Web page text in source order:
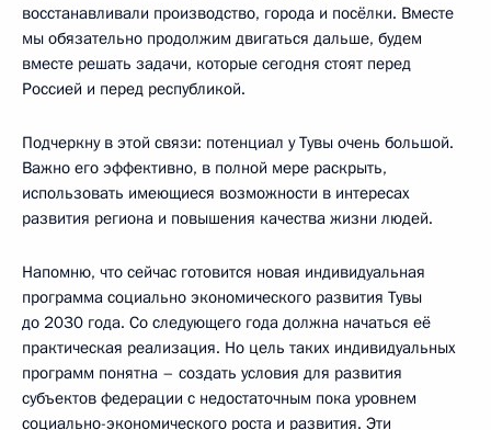
восстанавливали производство, города и посёлки. Вместе
мы обязательно продолжим двигаться дальше, будем
вместе решать задачи, которые сегодня стоят перед
Россией и перед республикой.
Подчеркну в этой связи: потенциал у Тувы очень большой.
Важно его эффективно, в полной мере раскрыть,
использовать имеющиеся возможности в интересах
развития региона и повышения качества жизни людей.
Напомню, что сейчас готовится новая индивидуальная
программа социально экономического развития Тувы
до 2030 года. Со следующего года должна начаться её
практическая реализация. Но цель таких индивидуальных
программ понятна – создать условия для развития
субъектов федерации с недостаточным пока уровнем
социально-экономического роста и развития. Эти